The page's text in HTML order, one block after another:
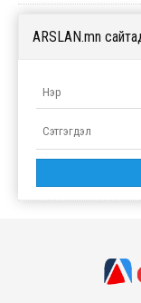
ARSLAN.mn